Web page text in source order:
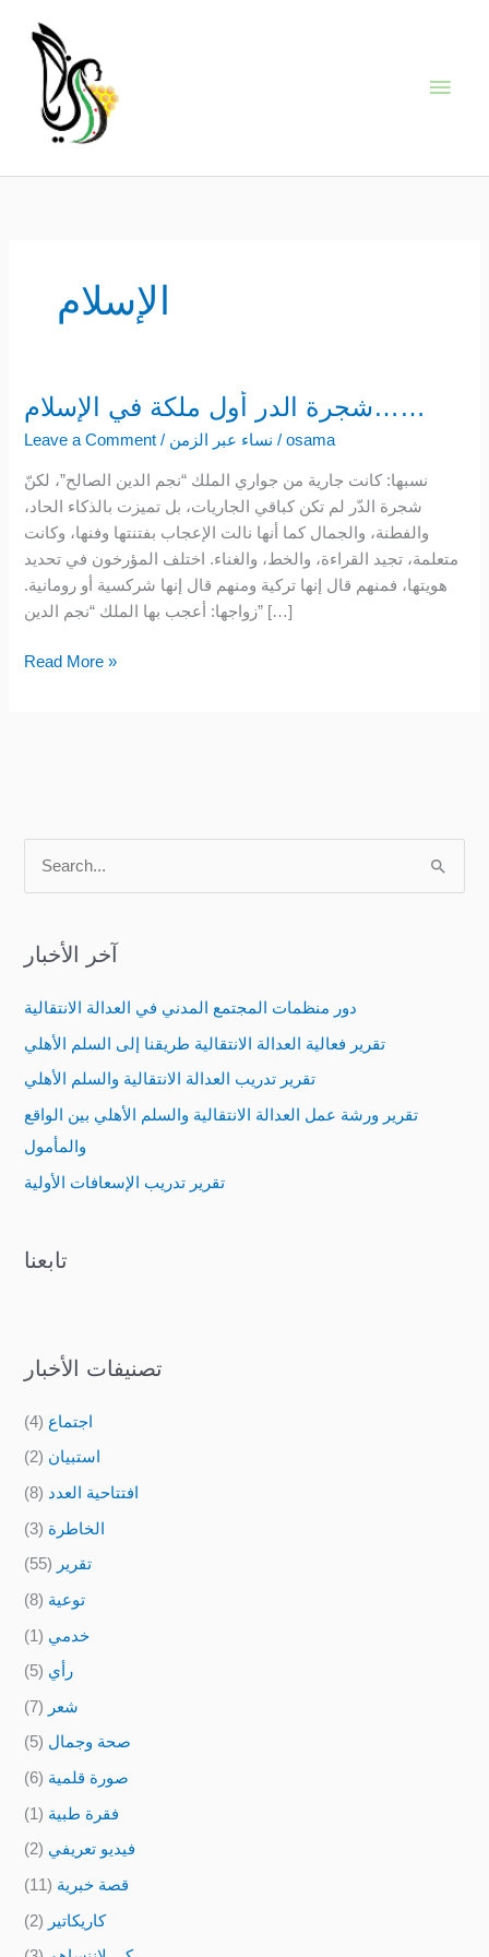
content
الإسلام
شجرة الدر أول ملكة في الإسلام……
Leave a Comment / نساء عبر الزمن /osama
نسبها: كانت جارية من جواري الملك “نجم الدين الصالح”، لكنّ
شجرة الدّر لم تكن كباقي الجاريات، بل تميزت بالذكاء الحاد،
والفطنة، والجمال كما أنها نالت الإعجاب بفتنتها وفنها، وكانت
متعلمة، تجيد القراءة، والخط، والغناء. اختلف المؤرخون في تحديد
هويتها، فمنهم قال إنها تركية ومنهم قال إنها شركسية أو رومانية.
زواجها: أعجب بها الملك “نجم الدين” […]
شجرة
ملكة
في
الإسلام……
Read More »
r
o
r
:
آخر الأخبار
دور منظمات المجتمع المدني في العدالة الانتقالية
تقرير فعالية العدالة الانتقالية طريقنا إلى السلم الأهلي
تقرير تدريب العدالة الانتقالية والسلم الأهلي
تقرير ورشة عمل العدالة الانتقالية والسلم الأهلي بين الواقع
والمأمول
تقرير تدريب الإسعافات الأولية
تابعنا
تصنيفات الأخبار
اجتماع (4)
استبيان (2)
افتتاحية العدد (8)
الخاطرة (3)
تقرير (55)
توعية (8)
خدمي (1)
رأي (5)
شعر (7)
صحة وجمال (5)
صورة قلمية (6)
فقرة طبية (1)
فيديو تعريفي (2)
قصة خبرية (11)
كاريكاتير (2)